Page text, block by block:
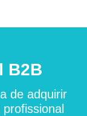
B2B
de adquirir